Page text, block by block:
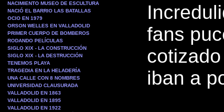
NACIMIENTO MUSEO DE ESCULTURA
NACIÓ EL BARRIO LAS BATALLAS
OCIO EN 1979
ORSON WELLES EN VALLADOLID
PRIMER CUERPO DE BOMBEROS
RODANDO PELÍCULAS
SIGLO XIX - LA CONSTRUCCIÓN
SIGLO XIX - LA DESTRUCCIÓN
TENEMOS PLAYA
TRAGEDIA EN LA HELADERÍA
UNA CALLE CON 8 NOMBRES
UNIVERSIDAD CLAUSURADA
VALLADOLID EN 1863
VALLADOLID EN 1895
VALLADOLID EN 1922
fans
iban a